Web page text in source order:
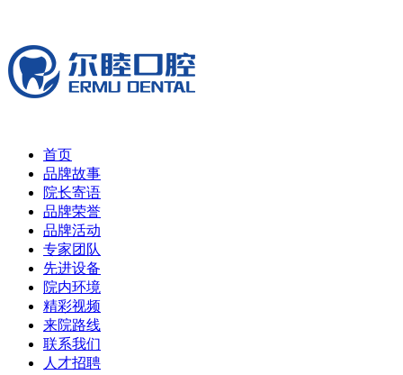
首页
品牌故事
院长寄语
品牌荣誉
品牌活动
专家团队
先进设备
院内环境
精彩视频
来院路线
联系我们
人才招聘